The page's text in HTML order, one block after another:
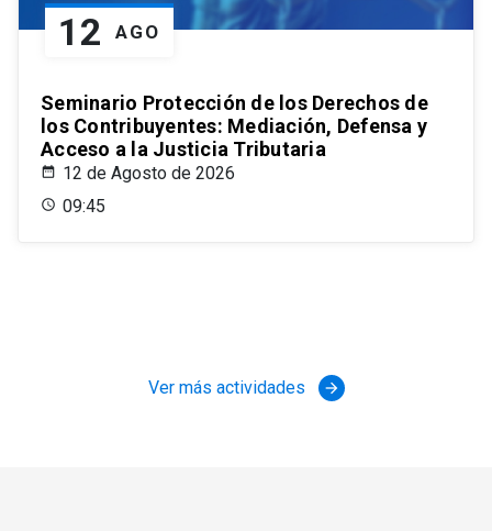
12 AGO
Seminario Protección de los Derechos de
los Contribuyentes: Mediación, Defensa y
Acceso a la Justicia Tributaria
12 de Agosto de 2026
09:45
Ver más actividades arrow_forward